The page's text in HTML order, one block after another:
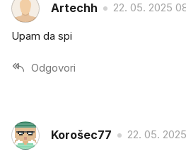
Artechh 22. 05. 2025
Upam da spi
Odgovori
Korošec77 22. 05.